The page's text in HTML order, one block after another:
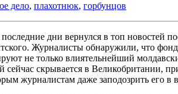
дело, плахотнюк, горбунцов
дни вернулся в топ новостей
Журналисты обнаружили, что
не только влиятельнейший
скрывается в Великобритании,
журналистам даже заподозрить его